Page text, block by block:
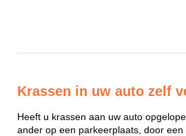
Krassen in uw auto zelf
Heeft u krassen aan uw auto
ander op een parkeerplaats, door